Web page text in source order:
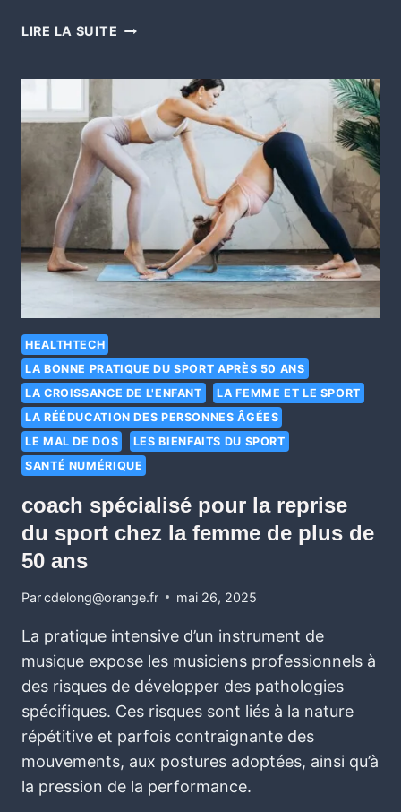
LIRE LA SUITE
HEALTHTECH
LA BONNE PRATIQUE DU SPORT APRÈS 50 ANS
LA CROISSANCE DE L'ENFANT
LA FEMME ET LE SPORT
LA RÉÉDUCATION DES PERSONNES ÂGÉES
LE MAL DE DOS
LES BIENFAITS DU SPORT
SANTÉ NUMÉRIQUE
coach spécialisé pour la reprise
du sport chez la femme de plus de
50 ans
Parcdelong@orange.fr mai 26, 2025
La pratique intensive d’un instrument de
musique expose les musiciens professionnels à
des risques de développer des pathologies
spécifiques. Ces risques sont liés à la nature
répétitive et parfois contraignante des
mouvements, aux postures adoptées, ainsi qu’à
la pression de la performance.